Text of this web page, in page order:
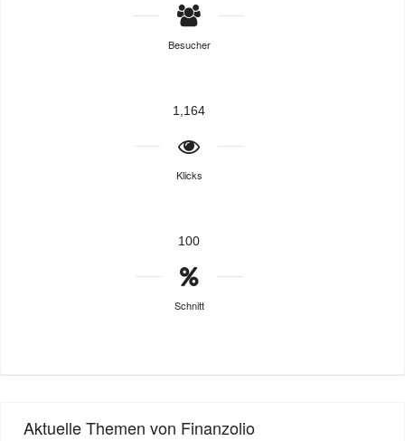
Besucher
1,164
Klicks
100
Schnitt
Aktuelle Themen von Finanzolio